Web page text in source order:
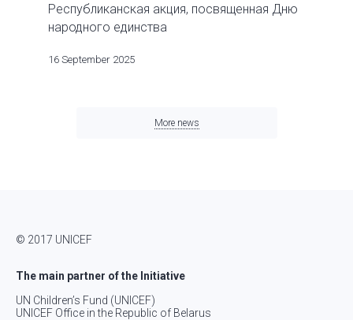
Республиканская акция, посвященная Дню
народного единства
16 September 2025
More news
© 2017 UNICEF
The main partner of the Initiative
UN Children’s Fund (UNICEF)
UNICEF Office in the Republic of Belarus